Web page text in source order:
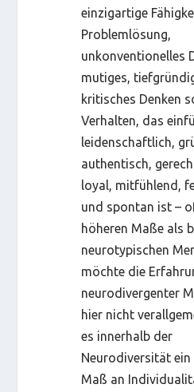
einzigartige
Problemlösung,
unkonventionelles
mutiges,
kritisches Denken
Verhalten, das
leidenschaftlich,
authentisch,
loyal, mitfühlend,
und spontan ist –
höheren Maße als
neurotypischen
möchte die
neurodivergenter
hier nicht
es innerhalb der
Neurodiversität ein
Maß an